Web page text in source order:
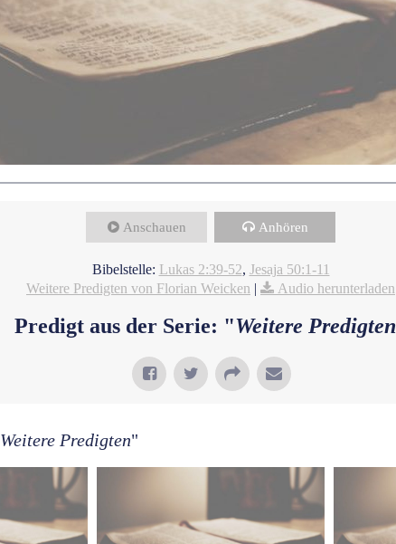
Anschauen Anhören
Bibelstelle: Lukas 2:39-52, Jesaja 50:1-11
Weitere Predigten von Florian Weicken | Audio herunterladen
Predigt aus der Serie: "Weitere Predigten
Weitere Predigten"